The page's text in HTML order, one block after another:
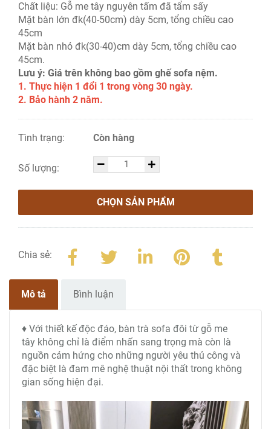
Chất liệu: Gỗ me tây nguyên tấm đã tẩm sấy
Mặt bàn lớn đk(40-50cm) dày 5cm, tổng chiều cao
45cm
Mặt bàn nhỏ đk(30-40)cm dày 5cm, tổng chiều cao
45cm.
Lưu ý: Giá trên không bao gồm ghế sofa nệm.
1. Thực hiện 1 đổi 1 trong vòng 30 ngày.
2. Bảo hành 2 năm.
Tình trạng: Còn hàng
Số lượng:
CHỌN SẢN PHẨM
Chia sẻ:
Mô tả Bình luận
♦ Với thiết kế độc đáo, bàn trà sofa đôi từ gỗ me
tây không chỉ là điểm nhấn sang trọng mà còn là
nguồn cảm hứng cho những người yêu thủ công và
đặc biệt là đam mê nghệ thuật nội thất trong không
gian sống hiện đại.